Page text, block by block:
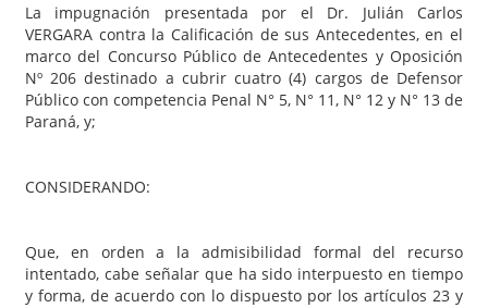
La impugnación presentada por el Dr. Julián Carlos
VERGARA contra la Calificación de sus Antecedentes, en el
marco del Concurso Público de Antecedentes y Oposición
Nº 206 destinado a cubrir cuatro (4) cargos de Defensor
Público con competencia Penal N° 5, N° 11, N° 12 y N° 13 de
Paraná, y;
CONSIDERANDO:
Que, en orden a la admisibilidad formal del recurso
intentado, cabe señalar que ha sido interpuesto en tiempo
y forma, de acuerdo con lo dispuesto por los artículos 23 y